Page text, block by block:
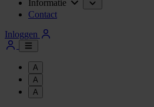
Informatie
Contact
Inloggen
A
A
A